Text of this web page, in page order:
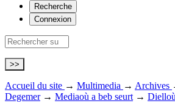
Recherche
Connexion
Accueil du site → Multimedia → Archives
Degemer→ Mediaoù a beb seurt → Dielloù